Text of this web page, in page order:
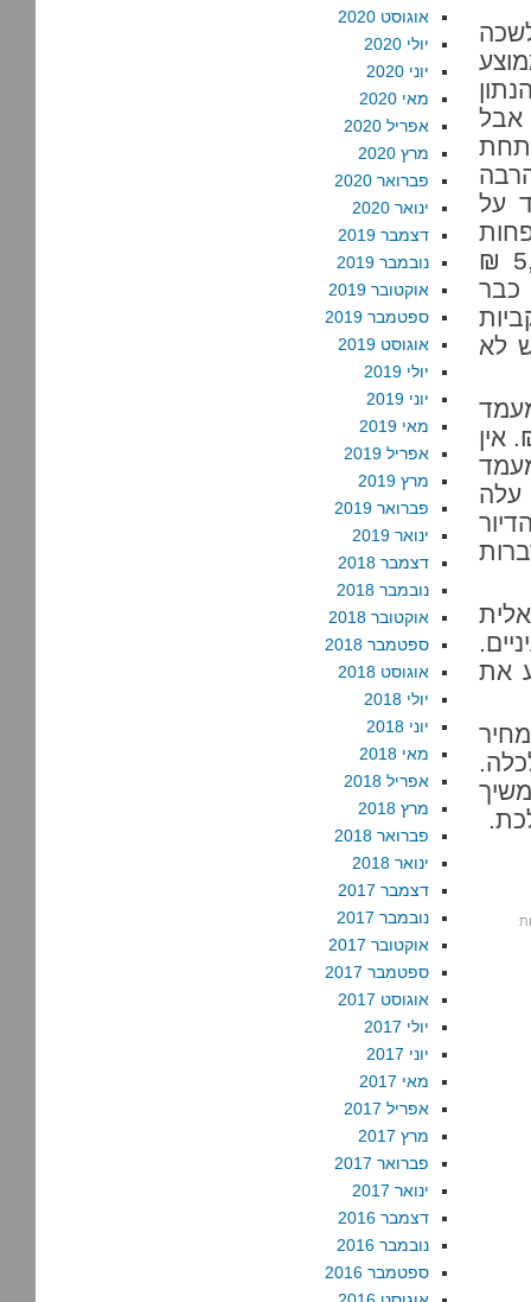
– אבל
מתחת
על
פחות
מ-10,243 ₪ בחודש; מחציתם מקבלים פחות מ-5,812 ₪
– שזה כבר
לא
מעמד
התחתון הוא הכנסה של 3,451 ₪. אין
עלה
הדיור
את
אוגוסט 2020
יולי 2020
יוני 2020
מאי 2020
אפריל 2020
מרץ 2020
פברואר 2020
ינואר 2020
דצמבר 2019
נובמבר 2019
אוקטובר 2019
ספטמבר 2019
אוגוסט 2019
יולי 2019
יוני 2019
מאי 2019
אפריל 2019
מרץ 2019
פברואר 2019
ינואר 2019
דצמבר 2018
נובמבר 2018
אוקטובר 2018
ספטמבר 2018
אוגוסט 2018
יולי 2018
יוני 2018
מאי 2018
אפריל 2018
מרץ 2018
פברואר 2018
ינואר 2018
דצמבר 2017
נובמבר 2017
אוקטובר 2017
ספטמבר 2017
אוגוסט 2017
יולי 2017
יוני 2017
מאי 2017
אפריל 2017
מרץ 2017
פברואר 2017
ינואר 2017
דצמבר 2016
נובמבר 2016
ספטמבר 2016